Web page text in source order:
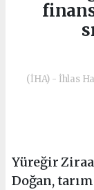
(İHA) - İhlas
Yüreğir
Doğan,